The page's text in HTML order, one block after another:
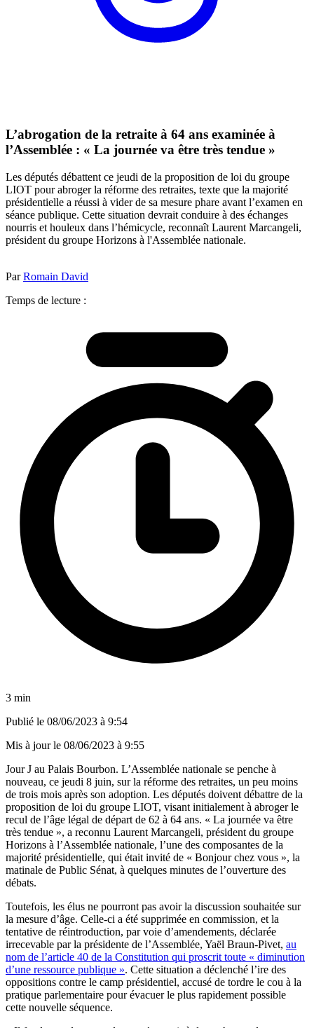
L’abrogation de la retraite à 64 ans examinée à
l’Assemblée : « La journée va être très tendue »
Les députés débattent ce jeudi de la proposition de loi du groupe
LIOT pour abroger la réforme des retraites, texte que la majorité
présidentielle a réussi à vider de sa mesure phare avant l’examen en
séance publique. Cette situation devrait conduire à des échanges
nourris et houleux dans l’hémicycle, reconnaît Laurent Marcangeli,
président du groupe Horizons à l'Assemblée nationale.
ParRomain David
Temps de lecture :
3 min
Publié le 08/06/2023 à 9:54
Mis à jour le 08/06/2023 à 9:55
Jour J au Palais Bourbon. L’Assemblée nationale se penche à
nouveau, ce jeudi 8 juin, sur la réforme des retraites, un peu moins
de trois mois après son adoption. Les députés doivent débattre de la
proposition de loi du groupe LIOT, visant initialement à abroger le
recul de l’âge légal de départ de 62 à 64 ans. « La journée va être
très tendue », a reconnu Laurent Marcangeli, président du groupe
Horizons à l’Assemblée nationale, l’une des composantes de la
majorité présidentielle, qui était invité de « Bonjour chez vous », la
matinale de Public Sénat, à quelques minutes de l’ouverture des
débats.
Toutefois, les élus ne pourront pas avoir la discussion souhaitée sur
la mesure d’âge. Celle-ci a été supprimée en commission, et la
tentative de réintroduction, par voie d’amendements, déclarée
irrecevable par la présidente de l’Assemblée, Yaël Braun-Pivet, au
nom de l’article 40 de la Constitution qui proscrit toute « diminution
d’une ressource publique ». Cette situation a déclenché l’ire des
oppositions contre le camp présidentiel, accusé de tordre le cou à la
pratique parlementaire pour évacuer le plus rapidement possible
cette nouvelle séquence.